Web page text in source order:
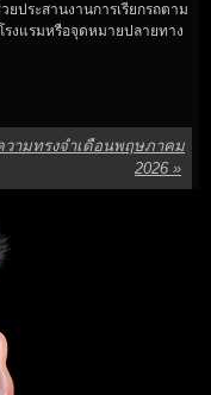
ประสานงานการเรียกรถตาม
งแรมหรือจุดหมายปลายทาง
วามทรงจำเดือนพฤษภาคม
2026 »